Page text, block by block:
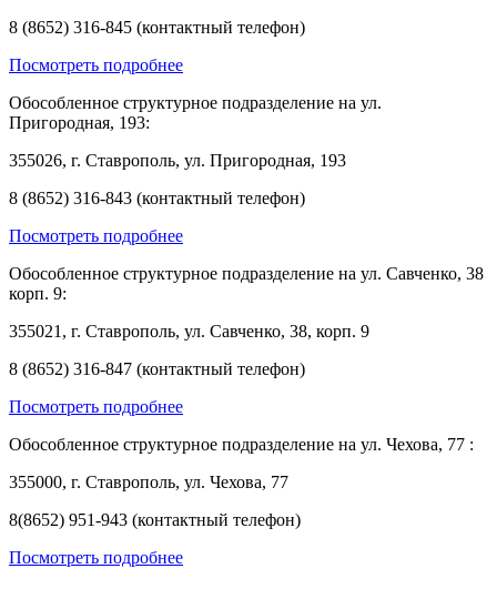
8 (8652) 316-845 (контактный телефон)
Посмотреть подробнее
Обособленное структурное подразделение на ул.
Пригородная, 193:
355026, г. Ставрополь, ул. Пригородная, 193
8 (8652) 316-843 (контактный телефон)
Посмотреть подробнее
Обособленное структурное подразделение на ул. Савченко, 38
корп. 9:
355021, г. Ставрополь, ул. Савченко, 38, корп. 9
8 (8652) 316-847 (контактный телефон)
Посмотреть подробнее
Обособленное структурное подразделение на ул. Чехова, 77 :
355000, г. Ставрополь, ул. Чехова, 77
8(8652) 951-943 (контактный телефон)
Посмотреть подробнее